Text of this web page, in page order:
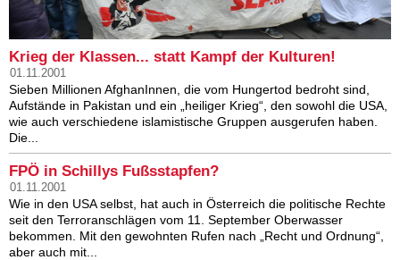
Krieg der Klassen... statt Kampf der Kulturen!
01.11.2001
Sieben Millionen AfghanInnen, die vom Hungertod bedroht sind,
Aufstände in Pakistan und ein „heiliger Krieg“, den sowohl die USA,
wie auch verschiedene islamistische Gruppen ausgerufen haben.
Die...
FPÖ in Schillys Fußsstapfen?
01.11.2001
Wie in den USA selbst, hat auch in Österreich die politische Rechte
seit den Terroranschlägen vom 11. September Oberwasser
bekommen. Mit den gewohnten Rufen nach „Recht und Ordnung“,
aber auch mit...